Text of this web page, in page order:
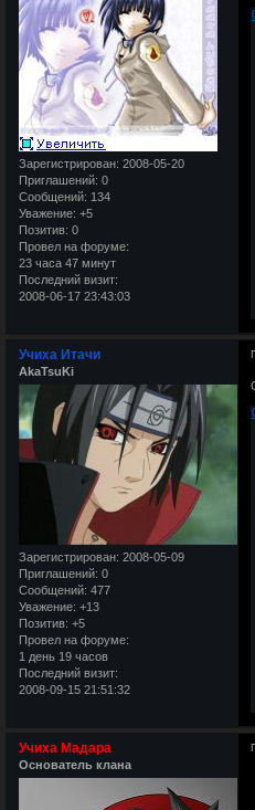
Зарегистрирован: 2008-05-20
Приглашений: 0
Сообщений: 134
Уважение: +5
Позитив: 0
Провел на форуме:
23 часа 47 минут
Последний визит:
2008-06-17 23:43:03
Учиха Итачи
AkaTsuKi
Зарегистрирован: 2008-05-09
Приглашений: 0
Сообщений: 477
Уважение: +13
Позитив: +5
Провел на форуме:
1 день 19 часов
Последний визит:
2008-09-15 21:51:32
Учиха Мадара
Основатель клана